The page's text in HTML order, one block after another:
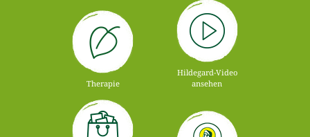
Therapie
Hildegard-Video
ansehen